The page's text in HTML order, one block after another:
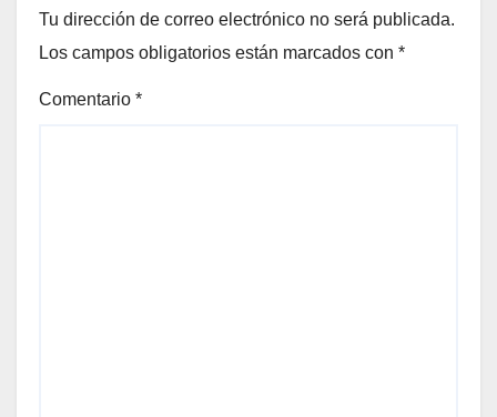
Tu dirección de correo electrónico no será publicada.
Los campos obligatorios están marcados con *
Comentario *